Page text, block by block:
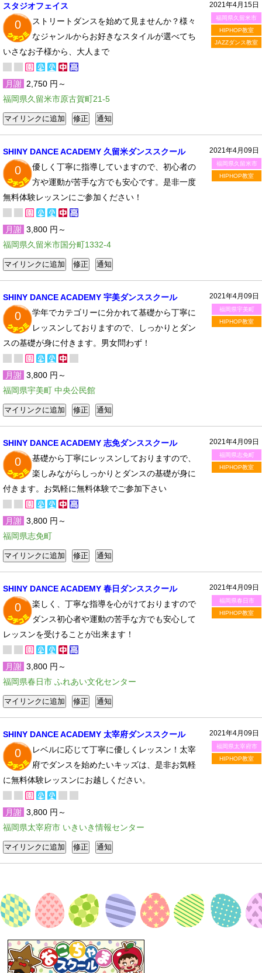
2021年4月15日
福岡県久留米市
HIPHOP教室
JAZZダンス教室
スタジオフェイス
0
ストリートダンスを始めて見ませんか？様々
なジャンルからお好きなスタイルが選べてち
いさなお子様から、大人まで
月謝 2,750 円～
福岡県久留米市原古賀町21-5
2021年4月09日
福岡県久留米市
HIPHOP教室
SHINY DANCE ACADEMY 久留米ダンススクール
0
優しく丁寧に指導していますので、初心者の
方や運動が苦手な方でも安心です。是非一度
無料体験レッスンにご参加ください！
月謝 3,800 円～
福岡県久留米市国分町1332-4
2021年4月09日
福岡県宇美町
HIPHOP教室
SHINY DANCE ACADEMY 宇美ダンススクール
0
学年でカテゴリーに分かれて基礎から丁寧に
レッスンしておりますので、しっかりとダン
スの基礎が身に付きます。男女問わず！
月謝 3,800 円～
福岡県宇美町 中央公民館
2021年4月09日
福岡県志免町
HIPHOP教室
SHINY DANCE ACADEMY 志免ダンススクール
0
基礎から丁寧にレッスンしておりますので、
楽しみながらしっかりとダンスの基礎が身に
付きます。お気軽に無料体験でご参加下さい
月謝 3,800 円～
福岡県志免町
2021年4月09日
福岡県春日市
HIPHOP教室
SHINY DANCE ACADEMY 春日ダンススクール
0
楽しく、丁寧な指導を心がけておりますので
ダンス初心者や運動の苦手な方でも安心して
レッスンを受けることが出来ます！
月謝 3,800 円～
福岡県春日市 ふれあい文化センター
2021年4月09日
福岡県太宰府市
HIPHOP教室
SHINY DANCE ACADEMY 太宰府ダンススクール
0
レベルに応じて丁寧に優しくレッスン！太宰
府でダンスを始めたいキッズは、是非お気軽
に無料体験レッスンにお越しください。
月謝 3,800 円～
福岡県太宰府市 いきいき情報センター